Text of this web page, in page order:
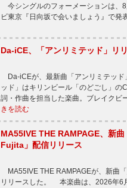
今シングルのフォーメーションは、
ビ東京『日向坂で会いましょう』で
Da-iCE、「アンリミテッド」リ
Da-iCEが、最新曲「アンリミテッ
ッド」はキリンビール「のどごし」
詞・作曲を担当した楽曲。ブレイク
きを読む
MA55IVE THE RAMPAGE、新
Fujita」配信リリース
MA55IVE THE RAMPAGEが、新曲
リリースした。 本楽曲は、2026年6